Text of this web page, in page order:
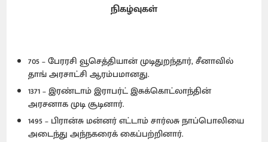
நிகழ்வுகள்
705 – பேரரசி வூசெத்தியான் முடிதுறந்தார், சீனாவில்
தாங் அரசாட்சி ஆரம்பமானது.
1371 – இரண்டாம் இராபர்ட் இசுக்கொட்லாந்தின்
அரசனாக முடி சூடினார்.
1495 – பிரான்சு மன்னர் எட்டாம் சார்லசு நாப்பொலியை
அடைந்து அந்நகரைக் கைப்பற்றினார்.